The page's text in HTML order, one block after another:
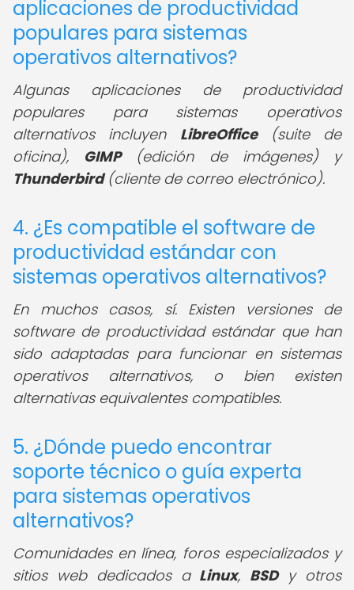
aplicaciones de productividad
populares para sistemas
operativos alternativos?
Algunas aplicaciones de productividad
populares para sistemas operativos
alternativos incluyen LibreOffice(suite de
oficina), GIMP(edición de imágenes) y
Thunderbird(cliente de correo electrónico).
4. ¿Es compatible el software de
productividad estándar con
sistemas operativos alternativos?
En muchos casos, sí. Existen versiones de
software de productividad estándar que han
sido adaptadas para funcionar en sistemas
operativos alternativos, o bien existen
alternativas equivalentes compatibles.
5. ¿Dónde puedo encontrar
soporte técnico o guía experta
para sistemas operativos
alternativos?
Comunidades en línea, foros especializados y
sitios web dedicados a Linux, BSDy otros